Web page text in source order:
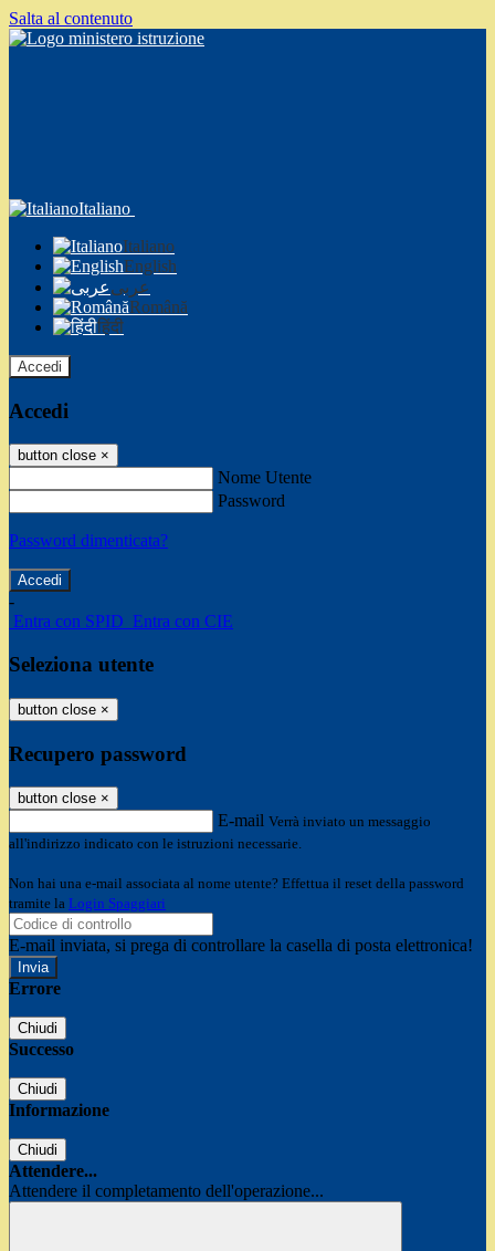
Salta al contenuto
Italiano
Italiano
English
عربى
Română
हिंदी
Accedi
Accedi
button close ×
Nome Utente
Password
Password dimenticata?
-
Entra con SPID Entra con CIE
Seleziona utente
button close ×
Recupero password
button close ×
E-mail Verrà inviato un messaggio
all'indirizzo indicato con le istruzioni necessarie.
Non hai una e-mail associata al nome utente? Effettua il reset della password
tramite la Login Spaggiari
E-mail inviata, si prega di controllare la casella di posta elettronica!
Errore
Chiudi
Successo
Chiudi
Informazione
Chiudi
Attendere...
Attendere il completamento dell'operazione...